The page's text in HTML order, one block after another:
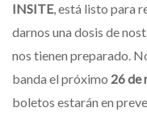
INSITE, está listo para
darnos una dosis de
nos tienen preparado.
banda el próximo 26 de
boletos estarán en